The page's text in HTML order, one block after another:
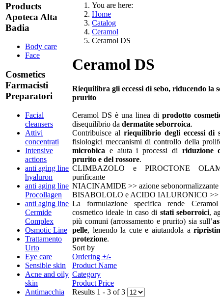
Products
Apoteca Alta
Badia
Body care
Face
Cosmetics
Farmacisti
Preparatori
Facial
cleansers
Attivi
concentrati
Intensive
actions
anti aging line
hyaluron
anti aging line
Procollagen
anti aging line
Cermide
Complex
Osmotic Line
Trattamento
Urto
Eye care
Sensible skin
Acne and oily
skin
Antimacchia
You are here:
Home
Catalog
Ceramol
Ceramol DS
Ceramol DS
Riequilibra gli eccessi di sebo, riducendo la
prurito
Ceramol DS è una linea di prodotto
disequilibrio da dermatite seborroica.
Contribuisce al riequilibrio degli eccessi di
fisiologici meccanismi di controllo della
microbica e aiuta i processi di riduzione
prurito e del rossore.
CLIMBAZOLO e PIROCTONE
purificante
NIACINAMIDE >> azione sebonormalizzante
BISABOLOLO e ACIDO IALURONICO >>
La formulazione specifica rende
cosmetico ideale in caso di stati seborroici,
più comuni (arrossamento e prurito) sia sull’
pelle, lenendo la cute e aiutandola a
protezione.
Sort by
Ordering +/-
Product Name
Category
Product Price
Results 1 - 3 of 3